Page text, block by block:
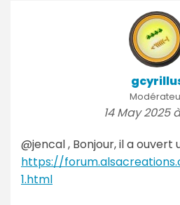
14 May 2025
@jencal , Bonjour, il a ouvert
https://
1.html